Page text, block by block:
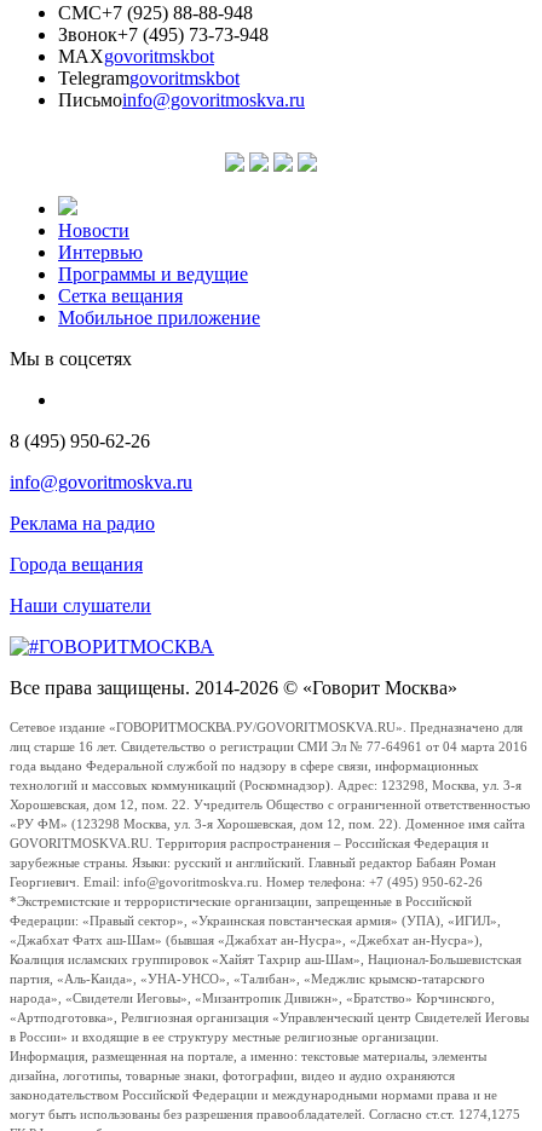
СМС+7 (925) 88-88-948
Звонок+7 (495) 73-73-948
MAXgovoritmskbot
Telegramgovoritmskbot
Письмоinfo@govoritmoskva.ru
Новости
Интервью
Программы и ведущие
Сетка вещания
Мобильное приложение
Мы в соцсетях
8 (495) 950-62-26
info@govoritmoskva.ru
Реклама на радио
Города вещания
Наши слушатели
Все права защищены. 2014-2026 © «Говорит Москва»
Сетевое издание «ГОВОРИТМОСКВА.РУ/GOVORITMOSKVA.RU». Предназначено для
лиц старше 16 лет. Свидетельство о регистрации СМИ Эл № 77-64961 от 04 марта 2016
года выдано Федеральной службой по надзору в сфере связи, информационных
технологий и массовых коммуникаций (Роскомнадзор). Адрес: 123298, Москва, ул. 3-я
Хорошевская, дом 12, пом. 22. Учредитель Общество с ограниченной ответственностью
«РУ ФМ» (123298 Москва, ул. 3-я Хорошевская, дом 12, пом. 22). Доменное имя сайта
GOVORITMOSKVA.RU. Территория распространения – Российская Федерация и
зарубежные страны. Языки: русский и английский. Главный редактор Бабаян Роман
Георгиевич. Email: info@govoritmoskva.ru. Номер телефона: +7 (495) 950-62-26
*Экстремистские и террористические организации, запрещенные в Российской
Федерации: «Правый сектор», «Украинская повстанческая армия» (УПА), «ИГИЛ»,
«Джабхат Фатх аш-Шам» (бывшая «Джабхат ан-Нусра», «Джебхат ан-Нусра»),
Коалиция исламских группировок «Хайят Тахрир аш-Шам», Национал-Большевистская
партия, «Аль-Каида», «УНА-УНСО», «Талибан», «Меджлис крымско-татарского
народа», «Свидетели Иеговы», «Мизантропик Дивижн», «Братство» Корчинского,
«Артподготовка», Религиозная организация «Управленческий центр Свидетелей Иеговы
в России» и входящие в ее структуру местные религиозные организации.
Информация, размещенная на портале, а именно: текстовые материалы, элементы
дизайна, логотипы, товарные знаки, фотографии, видео и аудио охраняются
законодательством Российской Федерации и международными нормами права и не
могут быть использованы без разрешения правообладателей. Согласно ст.ст. 1274,1275